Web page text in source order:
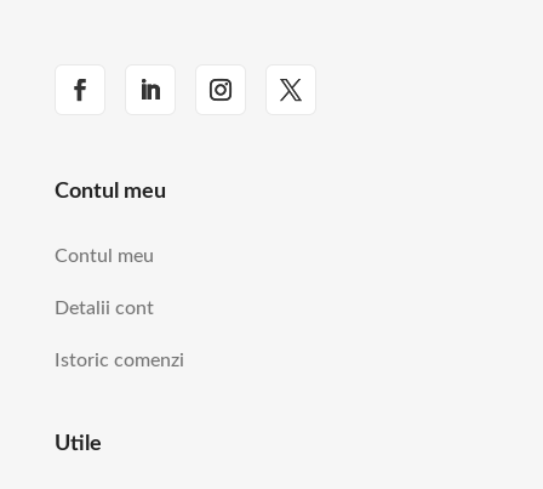
Contul meu
Contul meu
Detalii cont
Istoric comenzi
Utile